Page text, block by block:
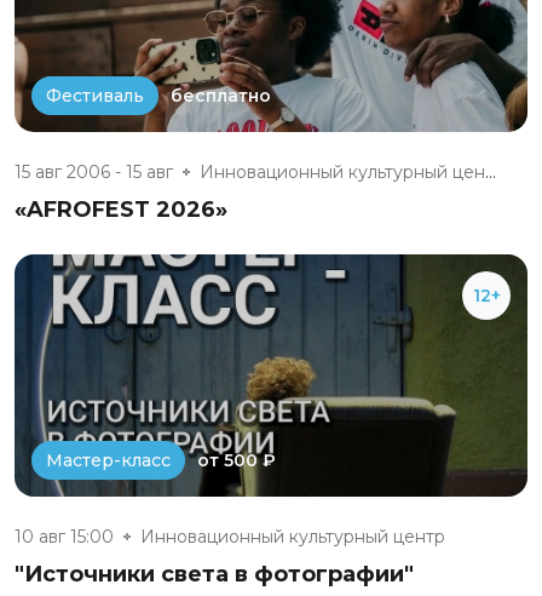
Фестиваль бесплатно
15 авг 2006 - 15 авг Инновационный культурный центр
«AFROFEST 2026»
12+
Мастер-класс от 500 ₽
10 авг 15:00 Инновационный культурный центр
"Источники света в фотографии"